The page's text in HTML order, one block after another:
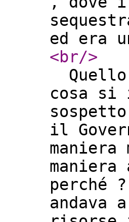
ed era
<br/>
Quello
cosa si
il
perché
andava